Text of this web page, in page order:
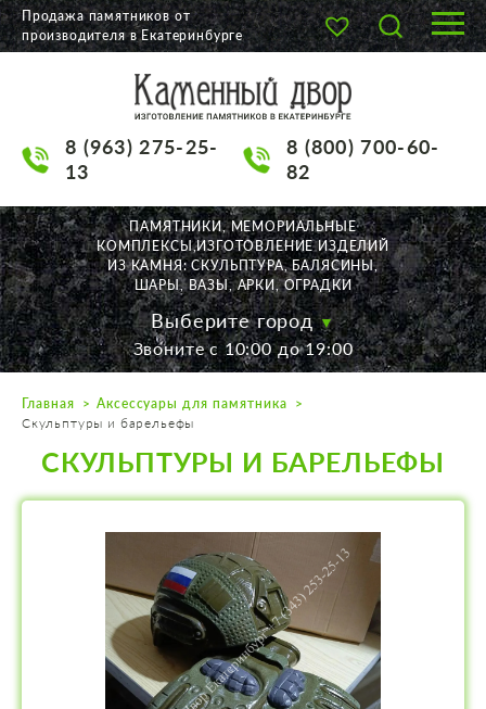
О КОМПАНИИ
НАШИ РАБОТЫ
АКЦИИ
ДОСТАВКА
КОНТАКТЫ
K2532513@yandex.ru
Екатеринбург, Щорса, 56
Суббота с 11:00 до 17:00
Продажа памятников от
производителя в Екатеринбурге
8 (963) 275-25-
13
8 (800) 700-60-
82
ПАМЯТНИКИ, МЕМОРИАЛЬНЫЕ
КОМПЛЕКСЫ,ИЗГОТОВЛЕНИЕ ИЗДЕЛИЙ
ИЗ КАМНЯ: СКУЛЬПТУРА, БАЛЯСИНЫ,
ШАРЫ, ВАЗЫ, АРКИ, ОГРАДКИ
Выберите город
Звоните с 10:00 до 19:00
Главная
Аксессуары для памятника
Скульптуры и барельефы
СКУЛЬПТУРЫ И БАРЕЛЬЕФЫ